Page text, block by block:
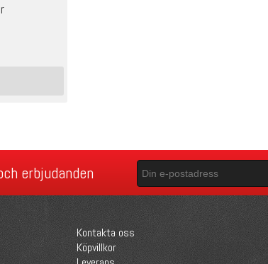
erbjudanden
Kontakta oss
Köpvillkor